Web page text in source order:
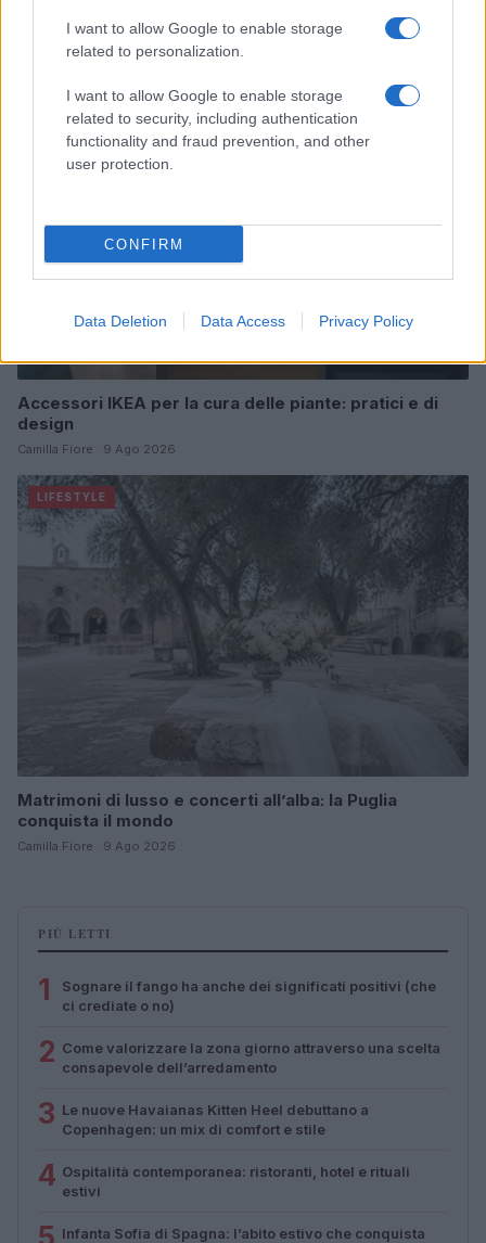
I want to allow Google to enable storage
related to personalization.
I want to allow Google to enable storage
related to security, including authentication
functionality and fraud prevention, and other
user protection.
CONFIRM
Data Deletion Data Access Privacy Policy
spazi espositivi
Beatrice Bonaventura · 9 Ago 2026
LIFESTYLE
Accessori IKEA per la cura delle piante: pratici e di
design
Camilla Fiore · 9 Ago 2026
LIFESTYLE
Matrimoni di lusso e concerti all’alba: la Puglia
conquista il mondo
Camilla Fiore · 9 Ago 2026
PIÙ LETTI
1
Sognare il fango ha anche dei significati positivi (che
ci crediate o no)
2 Come valorizzare la zona giorno attraverso una scelta
consapevole dell’arredamento
3 Le nuove Havaianas Kitten Heel debuttano a
Copenhagen: un mix di comfort e stile
4 Ospitalità contemporanea: ristoranti, hotel e rituali
estivi
Infanta Sofia di Spagna: l’abito estivo che conquista